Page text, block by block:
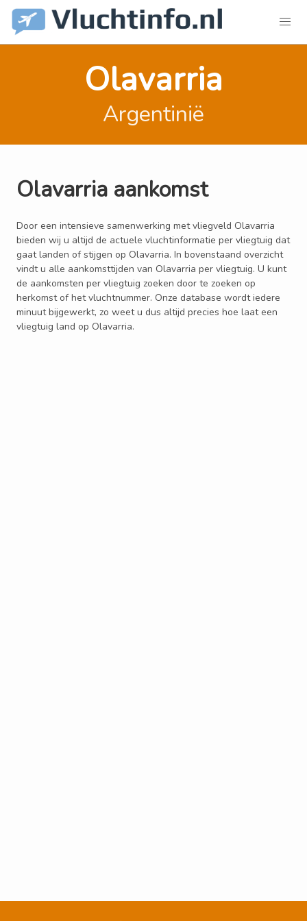
Olavarria
Argentinië
Olavarria aankomst
Door een intensieve samenwerking met vliegveld Olavarria
bieden wij u altijd de actuele vluchtinformatie per vliegtuig dat
gaat landen of stijgen op Olavarria. In bovenstaand overzicht
vindt u alle aankomsttijden van Olavarria per vliegtuig. U kunt
de aankomsten per vliegtuig zoeken door te zoeken op
herkomst of het vluchtnummer. Onze database wordt iedere
minuut bijgewerkt, zo weet u dus altijd precies hoe laat een
vliegtuig land op Olavarria.